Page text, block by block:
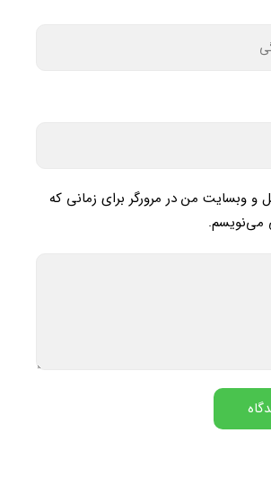
و وبسایت من در مرورگر برای زمانی که
می‌نویسم.